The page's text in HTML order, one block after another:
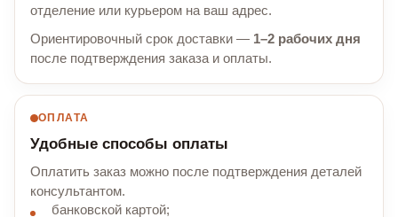
отделение или курьером на ваш адрес.
Ориентировочный срок доставки — 1–2 рабочих дня
после подтверждения заказа и оплаты.
ОПЛАТА
Удобные способы оплаты
Оплатить заказ можно после подтверждения деталей
консультантом.
банковской картой;